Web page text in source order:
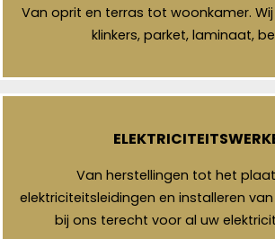
Van oprit en terras tot woonkamer.
klinkers, parket, laminaat,
Van herstellingen tot het
elektriciteitsleidingen en installeren
bij ons terecht voor al uw